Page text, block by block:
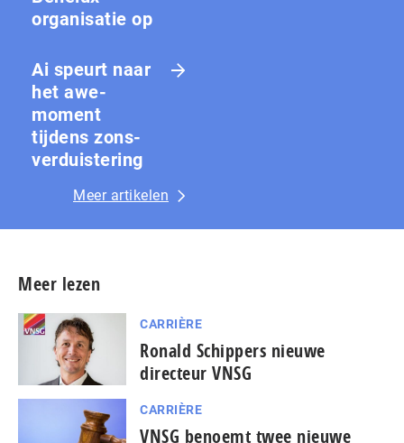
organisatie op
Ai speurt naar
het awe-
moment
tijdens zons­
ver­duis­te­ring
Meer artikelen
Meer lezen
CARRIÈRE
Ronald Schippers nieuwe
directeur VNSG
CARRIÈRE
VNSG benoemt twee nieuwe